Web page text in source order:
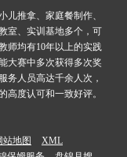
儿推拿、家庭餐制作、
室、实训基地多个，可
师均有10年以上的实践
大赛中多次获得多次奖
务人员高达千余人次，
高度认可和一致好评。
站地图
XML